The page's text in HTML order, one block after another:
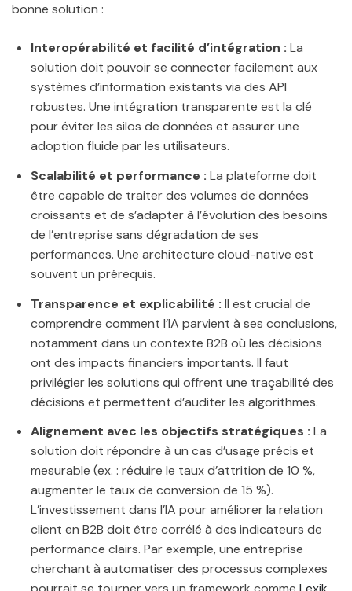
bonne solution :
Interopérabilité et facilité d’intégration : La
solution doit pouvoir se connecter facilement aux
systèmes d’information existants via des API
robustes. Une intégration transparente est la clé
pour éviter les silos de données et assurer une
adoption fluide par les utilisateurs.
Scalabilité et performance : La plateforme doit
être capable de traiter des volumes de données
croissants et de s’adapter à l’évolution des besoins
de l’entreprise sans dégradation de ses
performances. Une architecture cloud-native est
souvent un prérequis.
Transparence et explicabilité : Il est crucial de
comprendre comment l’IA parvient à ses conclusions,
notamment dans un contexte B2B où les décisions
ont des impacts financiers importants. Il faut
privilégier les solutions qui offrent une traçabilité des
décisions et permettent d’auditer les algorithmes.
Alignement avec les objectifs stratégiques : La
solution doit répondre à un cas d’usage précis et
mesurable (ex. : réduire le taux d’attrition de 10 %,
augmenter le taux de conversion de 15 %).
L’investissement dans l’IA pour améliorer la relation
client en B2B doit être corrélé à des indicateurs de
performance clairs. Par exemple, une entreprise
cherchant à automatiser des processus complexes